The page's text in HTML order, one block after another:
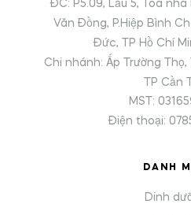
ĐC: P5.09, Lầu 5, Toà nhà
Văn Đồng, P.Hiệp Bình
Đức, TP Hồ Chí
Chi nhánh: Ấp Trường Thọ,
TP Cần
MST:
Điện thoại:
DANH
Dinh